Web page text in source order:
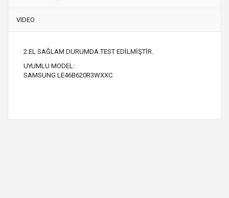
VIDEO
2.EL SAĞLAM DURUMDA.TEST EDİLMİŞTİR.
UYUMLU MODEL:
SAMSUNG LE46B620R3WXXC